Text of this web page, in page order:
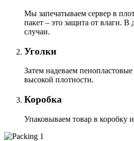
Мы запечатываем сервер в
пакет – это защита от влаги.
случаи.
Уголки
Затем надеваем
высокой плотности.
Коробка
Упаковываем товар в коробку